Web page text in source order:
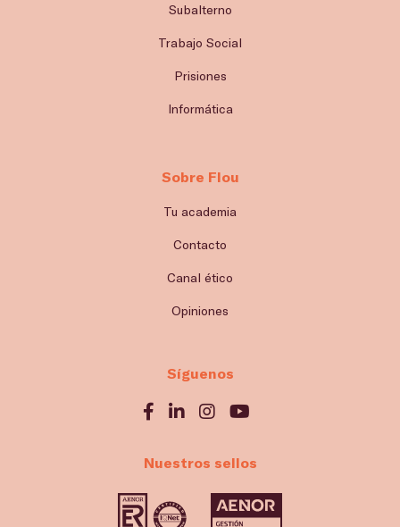
Subalterno
Trabajo Social
Prisiones
Informática
Sobre Flou
Tu academia
Contacto
Canal ético
Opiniones
Síguenos
Nuestros sellos